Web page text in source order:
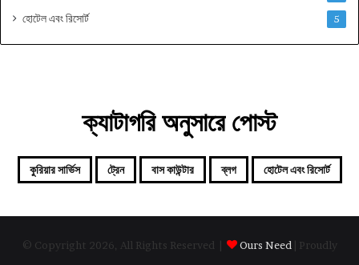
হোটেল এবং রিসোর্ট 5
ক্যাটাগরি অনুসারে পোস্ট
কুরিয়ার সার্ভিস ট্রেন বাস কাউন্টার ব্লগ হোটেল এবং রিসোর্ট
© Copyright 2026, All Rights Reserved | Ours Need | Proudly